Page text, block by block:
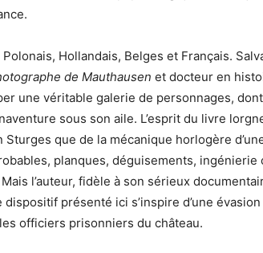
Hollandais, Belges et Français.
de Mauthausen et docteur en
une véritable galerie de personnages,
sous son aile. L’esprit du livre
Sturges que de la mécanique horlogère
planques, déguisements, ingénierie
l’auteur, fidèle à son sérieux
dispositif présenté ici s’inspire d’une
officiers prisonniers du château.